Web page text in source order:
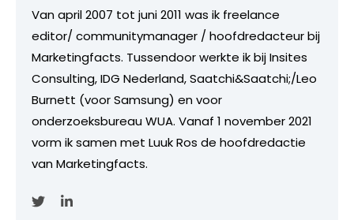
Van april 2007 tot juni 2011 was ik freelance
editor/ communitymanager / hoofdredacteur bij
Marketingfacts. Tussendoor werkte ik bij Insites
Consulting, IDG Nederland, Saatchi&Saatchi;/Leo
Burnett (voor Samsung) en voor
onderzoeksbureau WUA. Vanaf 1 november 2021
vorm ik samen met Luuk Ros de hoofdredactie
van Marketingfacts.